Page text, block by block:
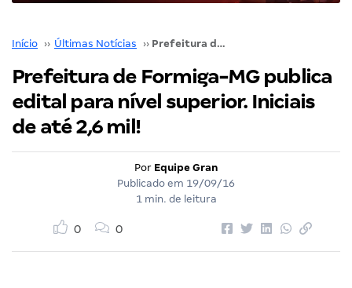
Início ›› Últimas Notícias ›› Prefeitura de Formiga-MG publica edital para nível superior. Iniciais de até 2,6 mil!
Prefeitura de Formiga-MG publica
edital para nível superior. Iniciais
de até 2,6 mil!
Por Equipe Gran
Publicado em 19/09/16
1 min. de leitura
0 0